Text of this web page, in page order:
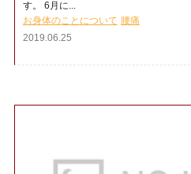
す。 6月に...
お身体のことについて 腰痛
2019.06.25